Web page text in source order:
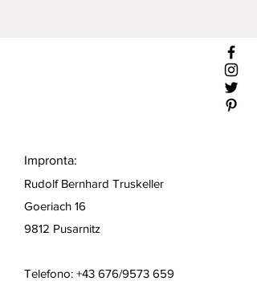
Impronta:
Rudolf Bernhard Truskeller
Goeriach 16
9812 Pusarnitz
Telefono: +43 676/9573 659